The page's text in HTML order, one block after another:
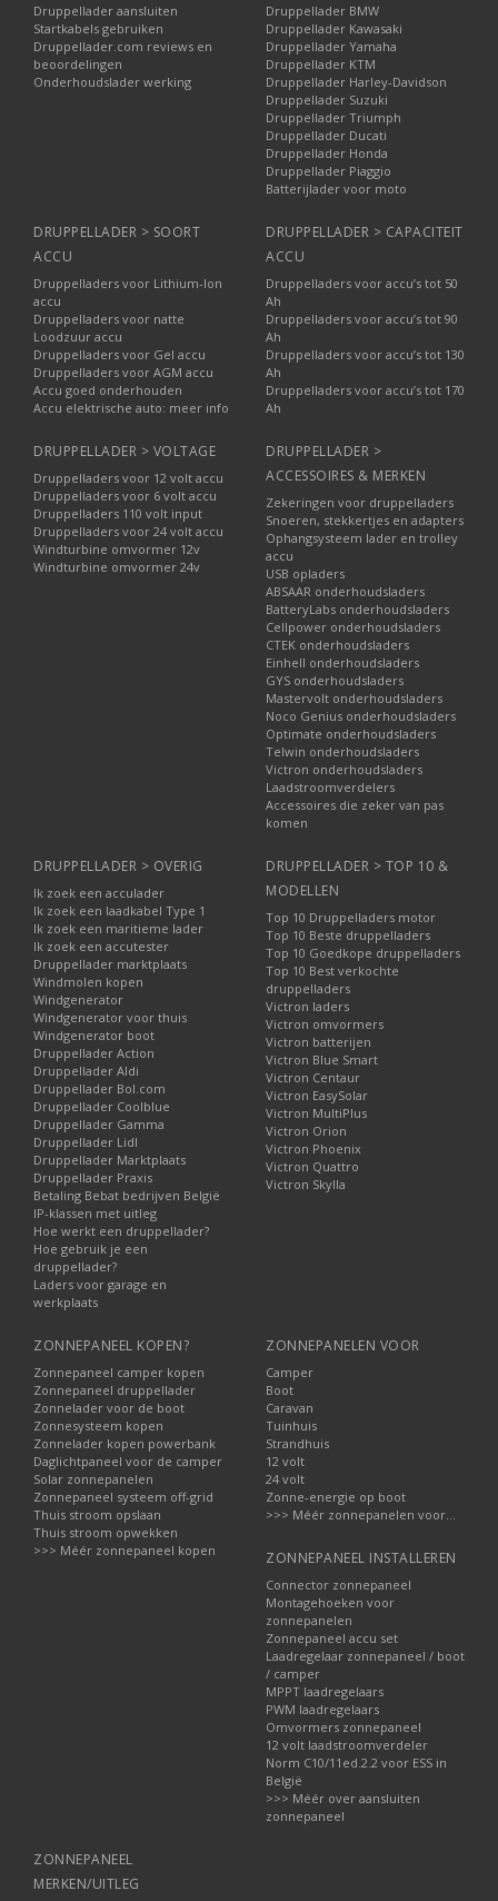
Druppellader aansluiten
Startkabels gebruiken
Druppellader.com reviews en
beoordelingen
Onderhoudslader werking
Druppellader BMW
Druppellader Kawasaki
Druppellader Yamaha
Druppellader KTM
Druppellader Harley-Davidson
Druppellader Suzuki
Druppellader Triumph
Druppellader Ducati
Druppellader Honda
Druppellader Piaggio
Batterijlader voor moto
DRUPPELLADER > SOORT
ACCU
Druppelladers voor Lithium-Ion
accu
Druppelladers voor natte
Loodzuur accu
Druppelladers voor Gel accu
Druppelladers voor AGM accu
Accu goed onderhouden
Accu elektrische auto: meer info
DRUPPELLADER > CAPACITEIT
ACCU
Druppelladers voor accu’s tot 50
Ah
Druppelladers voor accu’s tot 90
Ah
Druppelladers voor accu’s tot 130
Ah
Druppelladers voor accu’s tot 170
Ah
DRUPPELLADER > VOLTAGE
Druppelladers voor 12 volt accu
Druppelladers voor 6 volt accu
Druppelladers 110 volt input
Druppelladers voor 24 volt accu
Windturbine omvormer 12v
Windturbine omvormer 24v
DRUPPELLADER >
ACCESSOIRES & MERKEN
Zekeringen voor druppelladers
Snoeren, stekkertjes en adapters
Ophangsysteem lader en trolley
accu
USB opladers
ABSAAR onderhoudsladers
BatteryLabs onderhoudsladers
Cellpower onderhoudsladers
CTEK onderhoudsladers
Einhell onderhoudsladers
GYS onderhoudsladers
Mastervolt onderhoudsladers
Noco Genius onderhoudsladers
Optimate onderhoudsladers
Telwin onderhoudsladers
Victron onderhoudsladers
Laadstroomverdelers
Accessoires die zeker van pas
komen
DRUPPELLADER > OVERIG
Ik zoek een acculader
Ik zoek een laadkabel Type 1
Ik zoek een maritieme lader
Ik zoek een accutester
Druppellader marktplaats
Windmolen kopen
Windgenerator
Windgenerator voor thuis
Windgenerator boot
Druppellader Action
Druppellader Aldi
Druppellader Bol.com
Druppellader Coolblue
Druppellader Gamma
Druppellader Lidl
Druppellader Marktplaats
Druppellader Praxis
Betaling Bebat bedrijven België
IP-klassen met uitleg
Hoe werkt een druppellader?
Hoe gebruik je een
druppellader?
Laders voor garage en
werkplaats
DRUPPELLADER > TOP 10 &
MODELLEN
Top 10 Druppelladers motor
Top 10 Beste druppelladers
Top 10 Goedkope druppelladers
Top 10 Best verkochte
druppelladers
Victron laders
Victron omvormers
Victron batterijen
Victron Blue Smart
Victron Centaur
Victron EasySolar
Victron MultiPlus
Victron Orion
Victron Phoenix
Victron Quattro
Victron Skylla
ZONNEPANEEL KOPEN?
Zonnepaneel camper kopen
Zonnepaneel druppellader
Zonnelader voor de boot
Zonnesysteem kopen
Zonnelader kopen powerbank
Daglichtpaneel voor de camper
Solar zonnepanelen
Zonnepaneel systeem off-grid
Thuis stroom opslaan
Thuis stroom opwekken
>>> Méér zonnepaneel kopen
ZONNEPANELEN VOOR
Camper
Boot
Caravan
Tuinhuis
Strandhuis
12 volt
24 volt
Zonne-energie op boot
>>> Méér zonnepanelen voor...
ZONNEPANEEL INSTALLEREN
Connector zonnepaneel
Montagehoeken voor
zonnepanelen
Zonnepaneel accu set
Laadregelaar zonnepaneel / boot
/ camper
MPPT laadregelaars
PWM laadregelaars
Omvormers zonnepaneel
12 volt laadstroomverdeler
Norm C10/11ed.2.2 voor ESS in
België
>>> Méér over aansluiten
zonnepaneel
ZONNEPANEEL
MERKEN/UITLEG